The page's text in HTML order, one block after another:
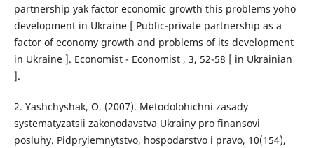
partnership yak factor economic growth this problems yoho
development in Ukraine [ Public-private partnership as a
factor of economy growth and problems of its development
in Ukraine ]. Economist - Economist , 3, 52-58 [ in Ukrainian
].
2. Yashchyshak, O. (2007). Metodolohichni zasady
systematyzatsii zakonodavstva Ukrainy pro finansovi
posluhy. Pidpryiemnytstvo, hospodarstvo i pravo, 10(154),